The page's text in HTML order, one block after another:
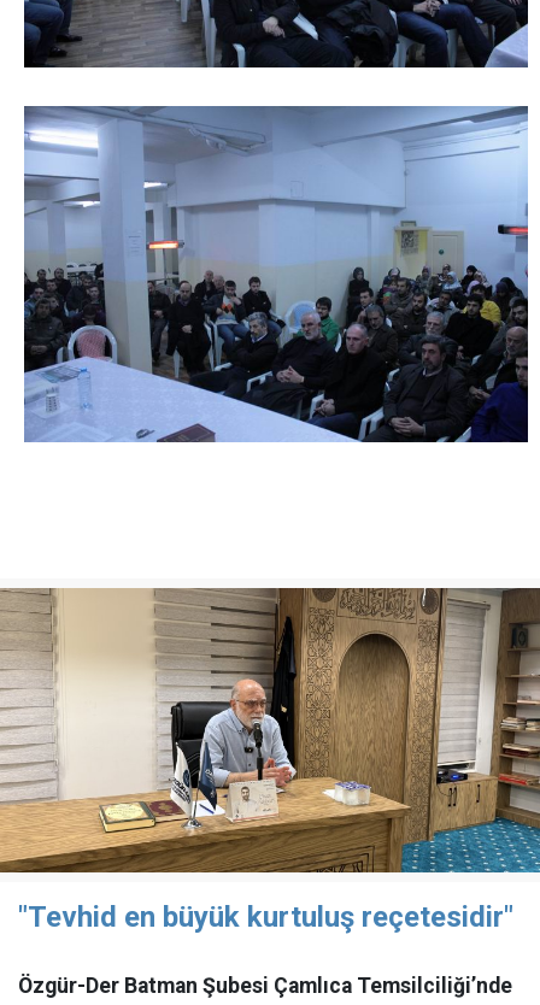
"Tevhid en büyük kurtuluş reçetesidir"
Özgür-Der Batman Şubesi Çamlıca Temsilciliği’nde